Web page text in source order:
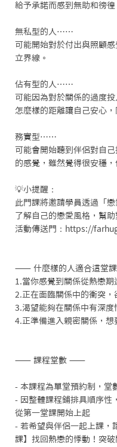
給予承諾而感到無助和徬徨
無私型的人⋯⋯
可能開始對於付出與照顧
立界線。
佔有型的人⋯⋯
可能因為對於關係的過度
怎麼樣的距離讓自己安心，
務實型⋯⋯
可能會開始聽到伴侶對自
的感覺，雖然覺得很安穩，
💡小提醒：
此門課將邀請學員透過「
了解自己的戀愛風格，幫助
活動傳送門：https://
⸺ 什麼樣的人適合這
1.當你感覺到關係從熱戀期
2.正在面臨關係中的衝突，
3.渴望能夠在關係中有深度
4.正準備進入親密關係，想
⸺ 課程堂數 ⸺
- 本課程為單堂預約制，堂
- 因整體課程鋪排具順序性
從第一堂課開始上起
- 若希望與伴侶一起上課，
課】找回熱戀的悸動！突